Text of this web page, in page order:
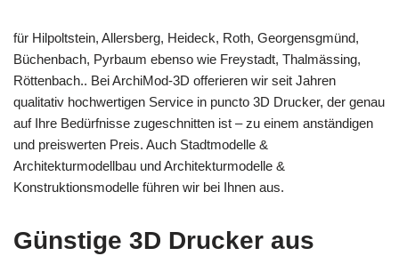
für Hilpoltstein, Allersberg, Heideck, Roth, Georgensgmünd,
Büchenbach, Pyrbaum ebenso wie Freystadt, Thalmässing,
Röttenbach.. Bei ArchiMod-3D offerieren wir seit Jahren
qualitativ hochwertigen Service in puncto 3D Drucker, der genau
auf Ihre Bedürfnisse zugeschnitten ist – zu einem anständigen
und preiswerten Preis. Auch Stadtmodelle &
Architekturmodellbau und Architekturmodelle &
Konstruktionsmodelle führen wir bei Ihnen aus.
Günstige 3D Drucker aus